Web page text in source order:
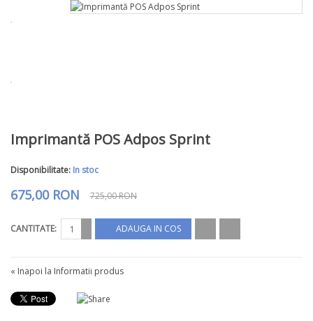
Imprimantă POS Adpos Sprint
Disponibilitate: In stoc
725,00 RON
675,00 RON
CANTITATE: ADAUGA IN COS
« Inapoi la Informatii produs